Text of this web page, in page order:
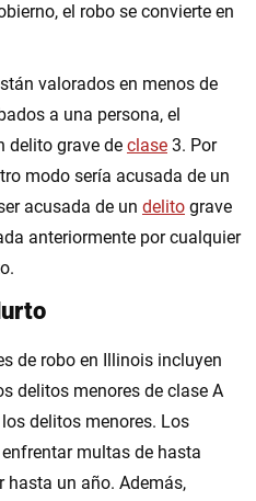
el robo se convierte en
valorados en menos de
a una persona, el
delito grave de clase 3. Por
modo sería acusada de un
acusada de un delito grave
anteriormente por cualquier
de robo en Illinois incluyen
delitos menores de clase A
delitos menores. Los
multas de hasta
hasta un año. Además,